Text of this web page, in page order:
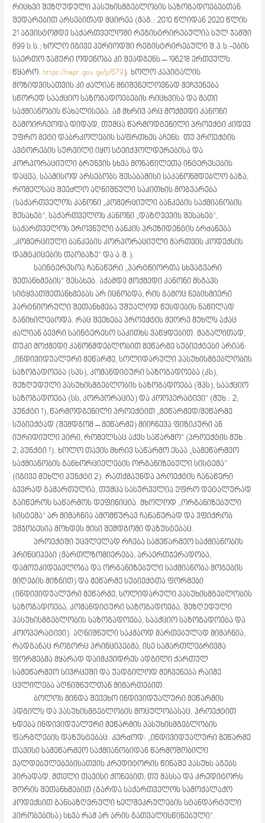
რიცხვი შეზღუდული პასუხისმგებლობის საზოგადოებებთან
შედარებით არსებითად მცირეა (მაგ.: 2010 წლიდან 2020 წლის
21 აგვისტომდე საქართველოში რეგისტრირებულია სულ ჯამში
899 ს.ს.; ხოლო იგივე პერიოდში რეგისტრირებული შ.პ.ს.-ების
საერთო ჯამური ოდენობა კი შეადგენს – 196218 ერთეულს.
წყარო:https://napr.gov.ge/p/679). ხოლო კაპიტალის
მოზიდვისათვის კი ძალიან მნიშვნელოვნად მეჩვენება
სწორედ სააქციო საზოგადოებების რიცხვისა და მათი
საქმიანობის წახალისება. ამ მხრივ არც მოქმედი კანონი
გამოირჩეოდა დიდად, თუმცა წარმოდგენილი პროექტი კიდევ
უფრო მეტი დაბრკოლების საფრთხეს აჩენს. თუ პროექტის
ავტორების სურვილი იყო სტეიქჰოლდერებისა და
კორპორაციული ბრუნვის სხვა მონაწილეთა ინტერესების
დაცვა, საამისოდ არსებობს შესაბამისი საკანონმდებლო ბაზა,
რომელსაც შეეძლო აღნიშნული საკითხის მოგვარება
(საქართველოს კანონი „კომერციული ბანკების საქმიანობის
შესახებ“, საქართველოს კანონი „დაზღვევის შესახებ“,
საქართველოს ეროვნული ბანკის პრეზიდენტის ბრძანება
„კომერციული ბანკების კორპორაციული მართვის კოდექსის
დამტკიცების თაობაზე“ და ა.შ.).
საინტერესოა ჩანაწერი „პარტნიორთა სხვაგვარი
შეთანხმების“ შესახებ. აქამდე მოქმედი კანონი მსგავს
სიტყვათშეთანხმებას არ იცნობდა, რის გამოც ნებისმიერი
პარტნიორული შეთანხმება უშუალოდ წესდების ნაწილად
განიხილებოდა. რაც შეეხება პროექტის მეორე მუხლს აქაც
ძალიან ბევრი საინტერესო საკითხს ვაწყდებით. მაგალითად,
თუკი მოქმედი კანონმდებლობით მეწარმე სუბიექტები არიან:
„ინდივიდუალური მეწარმე, სოლიდარული პასუხისმგებლობის
საზოგადოება (სპს), კომანდიტური საზოგადოება (კს),
შეზღუდული პასუხისმგებლობის საზოგადოება (შპს), სააქციო
საზოგადოება (სს, კორპორაცია) და კოოპერატივი“ (მუხ.: 2;
პუნქტი 1), წარმოდგენილი პროექტით „მეწარმედ/მეწარმე
სუბიექტად (შემდგომ – მეწარმე) მიიჩნევა ფიზიკური ან
იურიდიული პირი, რომელსაც აქვს საწარმო“ (პროექტის მუხ.:
2; პუნქტი 1). ხოლო თავის მხრივ საწარმო ესაა „სამეწარმეო
საქმიანობის განხორციელების ორგანიზებული სისტემა“
(იგივე მუხლი პუნქტი 2). რათქმაუნდა პროექტის ჩანაწერი
ბევრად გამართულია, თუმცა სასურველია უფრო დეტალურად
გაიწეროს საწარმოს დეფინიცია. მხოლოდ „ორგანიზებული
სისტემა“ არ მიმაჩნია ამომწურავ ჩანაწერად და ვფიქრობ
უმჯობესია მოხდეს მისი შემდგომი დაზუსტებაც.
პროექტში უცვლელად რჩება სამეწარმეო საქმიანობის
პრინციპები (მართლზომიერება, არაერთჯერადობა,
დამოუკიდებელობა და ორგანიზებული საქმიანობა მოგების
მიღების მიზნით) და მეწარმე სუბიექტთა ფორმები
(ინდივიდუალური მეწარმე, სოლიდარული პასუხისმგებლობის
საზოგადოება, კომანდიტური საზოგადოება, შეზღუდული
პასუხისმგებლობის საზოგადოება, სააქციო საზოგადოება და
კოოპერატივი). აღნიშნული საკმაოდ მართებულად მიმაჩნია,
რადგანაც როგორც პრინციპებმა, ისე სამართლებრივმა
ფორმებმა მყარად დაიმკვიდრეს ადგილი ქართულ
სამეწარმეო სივრცეში და უადგილოდ მეჩვენება რაიმე
ცვლილება აღნიშნულთან მიმართებით.
ბოლოს მინდა შევეხო ინდივიდუალური მეწარმის
ადგილს და პასუხისმგებლობის მოცულობასაც. პროექტით
ხდება ინდივიდუალური მეწარმის პასუხისმგებლობის
ფარგლების დაზუსტებაც. კერძოდ: „ინდივიდუალური მეწარმე
თავისი სამეწარმეო საქმიანობიდან წარმოშობილი
ვალდებულებებისათვის კრედიტორის წინაშე პასუხს აგებს
პირადად, მთელი თავისი ქონებით, თუ მასსა და კრედიტორს
შორის შეთანხმებით (გარდა საქართველოს სამოქალაქო
კოდექსით განსაზღვრული ხელშეკრულების სტანდარტული
პირობებისა) სხვა რამ არ არის გათვალისწინებული“.